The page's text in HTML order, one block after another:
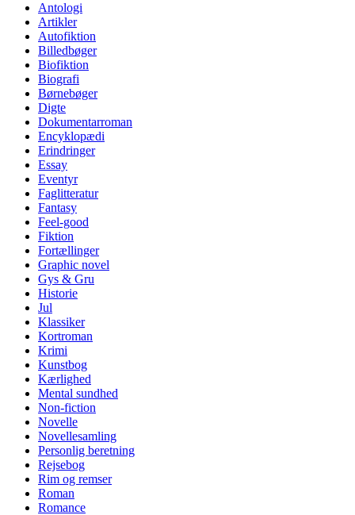
Antologi
Artikler
Autofiktion
Billedbøger
Biofiktion
Biografi
Børnebøger
Digte
Dokumentarroman
Encyklopædi
Erindringer
Essay
Eventyr
Faglitteratur
Fantasy
Feel-good
Fiktion
Fortællinger
Graphic novel
Gys & Gru
Historie
Jul
Klassiker
Kortroman
Krimi
Kunstbog
Kærlighed
Mental sundhed
Non-fiction
Novelle
Novellesamling
Personlig beretning
Rejsebog
Rim og remser
Roman
Romance